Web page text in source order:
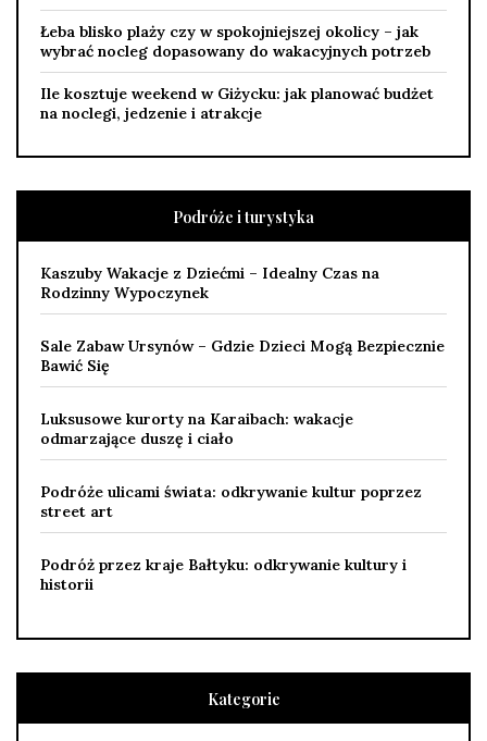
Łeba blisko plaży czy w spokojniejszej okolicy – jak
wybrać nocleg dopasowany do wakacyjnych potrzeb
Ile kosztuje weekend w Giżycku: jak planować budżet
na noclegi, jedzenie i atrakcje
Podróże i turystyka
Kaszuby Wakacje z Dziećmi – Idealny Czas na
Rodzinny Wypoczynek
Sale Zabaw Ursynów – Gdzie Dzieci Mogą Bezpiecznie
Bawić Się
Luksusowe kurorty na Karaibach: wakacje
odmarzające duszę i ciało
Podróże ulicami świata: odkrywanie kultur poprzez
street art
Podróż przez kraje Bałtyku: odkrywanie kultury i
historii
Kategorie